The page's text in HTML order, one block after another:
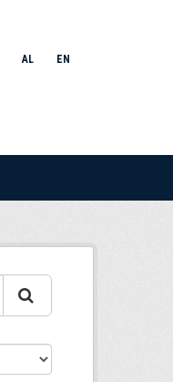
AL EN